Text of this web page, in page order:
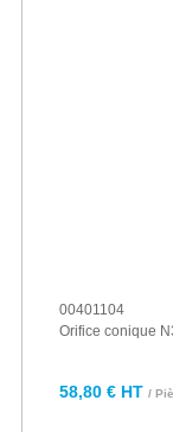
00401104
Orifice conique
58,80 € HT /